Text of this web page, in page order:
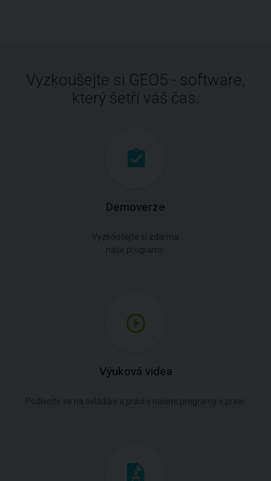
Vyzkoušejte si GEO5 - software,
který šetří váš čas.
Demoverze
Výuková videa